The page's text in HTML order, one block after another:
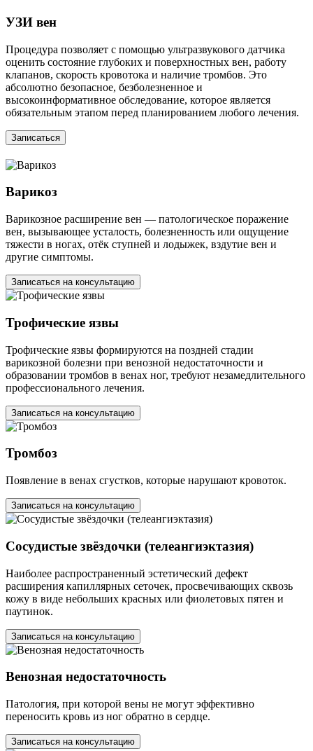
УЗИ вен
Процедура позволяет с помощью ультразвукового датчика
оценить состояние глубоких и поверхностных вен, работу
клапанов, скорость кровотока и наличие тромбов. Это
абсолютно безопасное, безболезненное и
высокоинформативное обследование, которое является
обязательным этапом перед планированием любого лечения.
Записаться
Варикоз
Варикозное расширение вен — патологическое поражение
вен, вызывающее усталость, болезненность или ощущение
тяжести в ногах, отёк ступней и лодыжек, вздутие вен и
другие симптомы.
Записаться на консультацию
Трофические язвы
Трофические язвы формируются на поздней стадии
варикозной болезни при венозной недостаточности и
образовании тромбов в венах ног, требуют незамедлительного
профессионального лечения.
Записаться на консультацию
Тромбоз
Появление в венах сгустков, которые нарушают кровоток.
Записаться на консультацию
Сосудистые звёздочки (телеангиэктазия)
Наиболее распространенный эстетический дефект
расширения капиллярных сеточек, просвечивающих сквозь
кожу в виде небольших красных или фиолетовых пятен и
паутинок.
Записаться на консультацию
Венозная недостаточность
Патология, при которой вены не могут эффективно
переносить кровь из ног обратно в сердце.
Записаться на консультацию